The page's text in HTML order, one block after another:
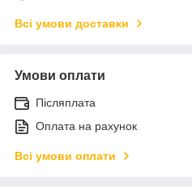
Всі умови доставки
Умови оплати
Післяплата
Оплата на рахунок
Всі умови оплати